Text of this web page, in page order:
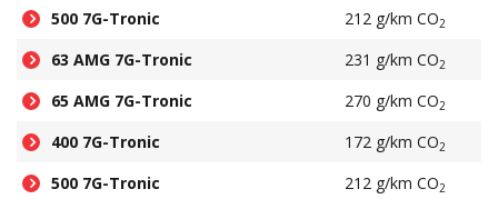
500 7G-Tronic 212 g/km CO2
63 AMG 7G-Tronic 231 g/km CO2
65 AMG 7G-Tronic 270 g/km CO2
400 7G-Tronic 172 g/km CO2
500 7G-Tronic 212 g/km CO2